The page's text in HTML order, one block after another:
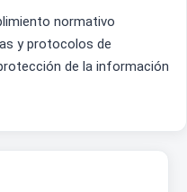
normativo
y protocolos de
de la información